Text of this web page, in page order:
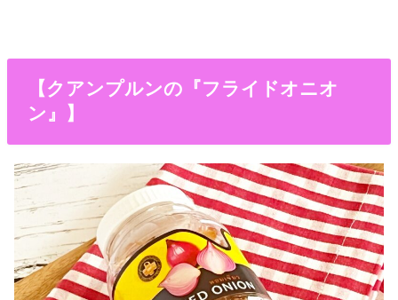
【クアンプルンの『フライドオニオ
ン』】